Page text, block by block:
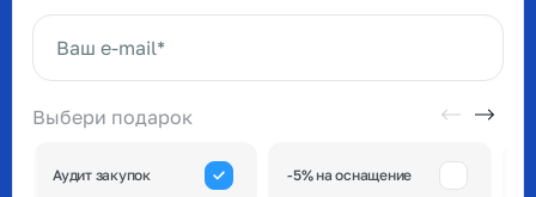
Выбери подарок
Аудит закупок -5% на оснащение